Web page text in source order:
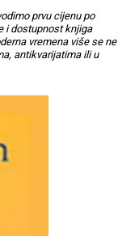
prvu cijenu po
i dostupnost knjiga
vremena više se ne
antikvarijatima ili u